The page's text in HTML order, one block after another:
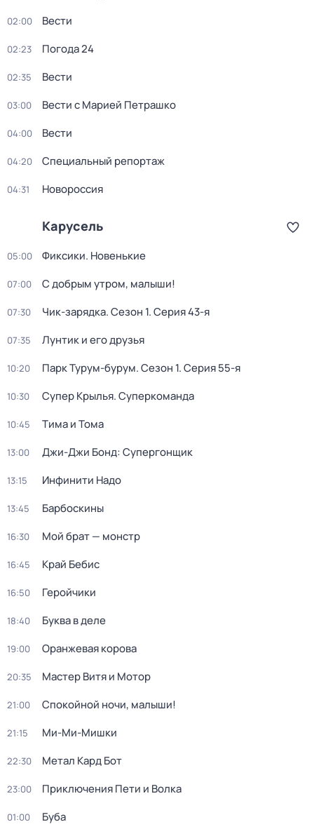
02:00 Вести
02:23 Погода 24
02:35 Вести
03:00 Вести с Марией Петрашко
04:00 Вести
04:20 Специальный репортаж
04:31 Новороссия
Карусель
05:00 Фиксики. Новенькие
07:00 С добрым утром, малыши!
07:30 Чик-зарядка. Сезон 1. Серия 43-я
07:35 Лунтик и его друзья
10:20 Парк Турум-бурум. Сезон 1. Серия 55-я
10:30 Супер Крылья. Суперкоманда
10:45 Тима и Тома
13:00 Джи-Джи Бонд: Супергонщик
13:15 Инфинити Надо
13:45 Барбоскины
16:30 Мой брат — монстр
16:45 Край Бебис
16:50 Геройчики
18:40 Буква в деле
19:00 Оранжевая корова
20:35 Мастер Витя и Мотор
21:00 Спокойной ночи, малыши!
21:15 Ми-Ми-Мишки
22:30 Метал Кард Бот
23:00 Приключения Пети и Волка
01:00 Буба